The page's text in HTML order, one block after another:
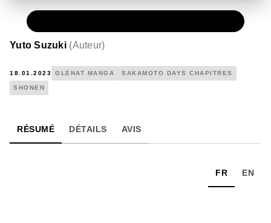
Yuto Suzuki (Auteur)
18.01.2023 GLÉNAT MANGA SAKAMOTO DAYS CHAPITRES
SHONEN
RÉSUMÉ DÉTAILS AVIS
FR EN